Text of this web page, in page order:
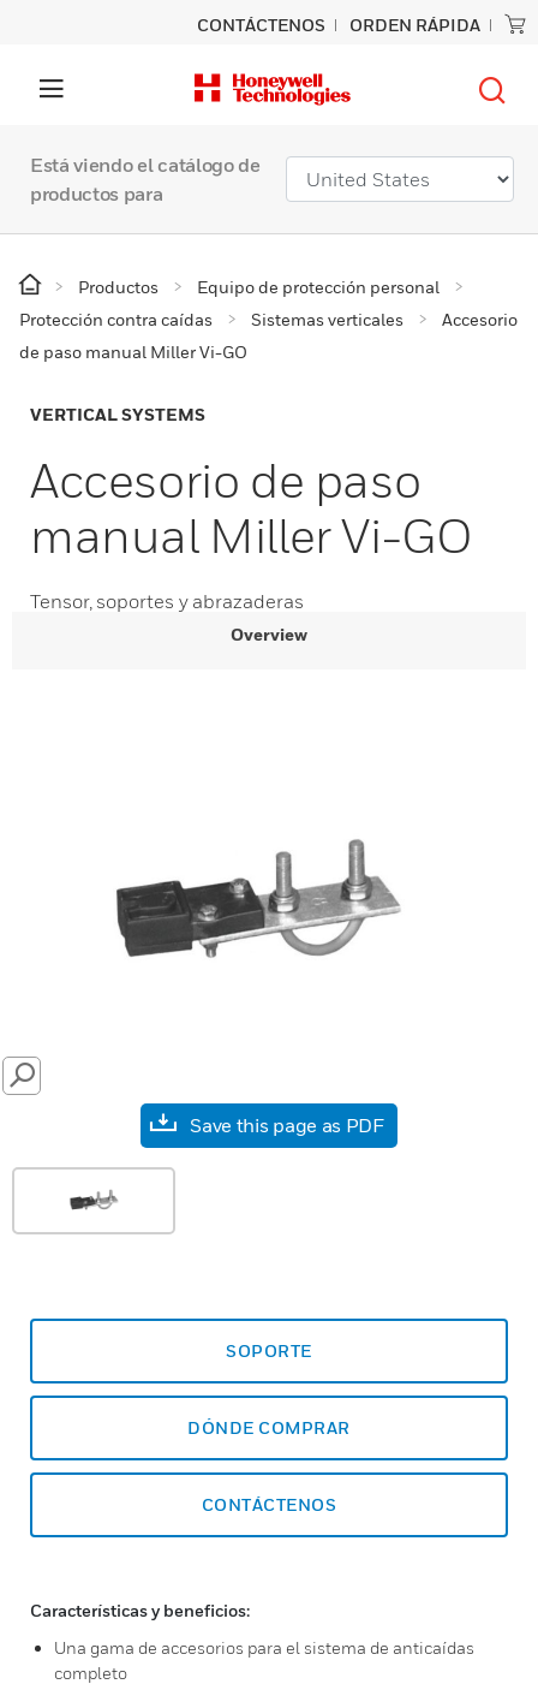
CONTÁCTENOS ORDEN RÁPIDA
Está viendo el catálogo de
productos para
Productos
Equipo de protección personal
Protección contra caídas
Sistemas verticales
Accesorio
de paso manual Miller Vi-GO
VERTICAL SYSTEMS
Accesorio de paso
manual Miller Vi-GO
Tensor, soportes y abrazaderas
Overview
SEARCH
Save this page as PDF
SOPORTE
DÓNDE COMPRAR
CONTÁCTENOS
Características y beneficios:
Una gama de accesorios para el sistema de anticaídas
completo